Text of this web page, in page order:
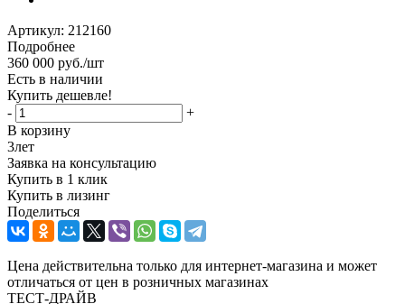
Артикул: 212160
Подробнее
360 000 руб./шт
Есть в наличии
Купить дешевле!
-
+
В корзину
3лет
Заявка на консультацию
Купить в 1 клик
Купить в лизинг
Поделиться
Цена действительна только для интернет-магазина и может
отличаться от цен в розничных магазинах
ТЕСТ-ДРАЙВ